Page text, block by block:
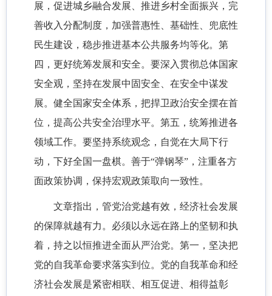
展，促进城乡融合发展、推进乡村全面振兴，完
善收入分配制度，加强普惠性、基础性、兜底性
民生建设，稳步推进基本公共服务均等化。第
四，更好统筹发展和安全。要深入贯彻总体国家
安全观，坚持在发展中固安全、在安全中谋发
展。健全国家安全体系，把捍卫政治安全摆在首
位，提高公共安全治理水平。第五，统筹推进各
领域工作。要坚持系统观念，自觉在大局下行
动，下好全国一盘棋。善于“弹钢琴”，注重各方
面政策协调，保持宏观政策取向一致性。
文章指出，管党治党越有效，经济社会发展
的保障就越有力。必须以永远在路上的坚韧和执
着，持之以恒推进全面从严治党。第一，坚决把
党的自我革命要求落实到位。党的自我革命和经
济社会发展是紧密相联、相互促进、相得益彰